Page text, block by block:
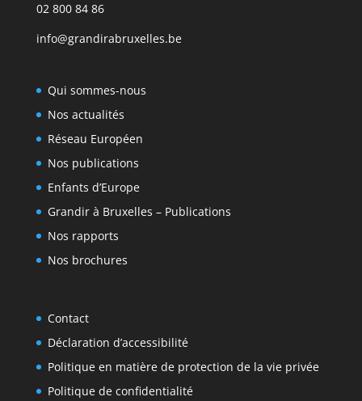
02 800 84 86
info@grandirabruxelles.be
Qui sommes-nous
Nos actualités
Réseau Européen
Nos publications
Enfants d’Europe
Grandir à Bruxelles – Publications
Nos rapports
Nos brochures
Contact
Déclaration d’accessibilité
Politique en matière de protection de la vie privée
Politique de confidentialité